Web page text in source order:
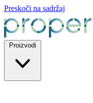
Preskoči na sadržaj